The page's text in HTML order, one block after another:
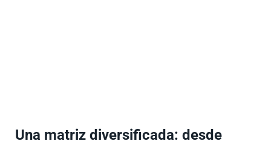
Una matriz diversificada: desde